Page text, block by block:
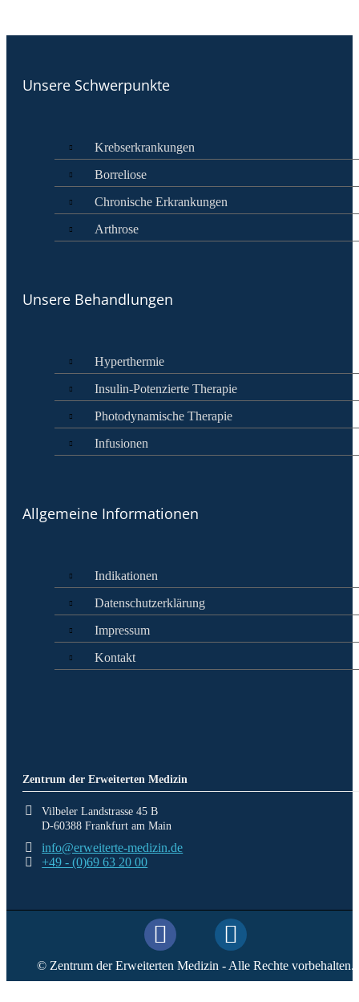
Unsere Schwerpunkte
Krebserkrankungen
Borreliose
Chronische Erkrankungen
Arthrose
Unsere Behandlungen
Hyperthermie
Insulin-Potenzierte Therapie
Photodynamische Therapie
Infusionen
Allgemeine Informationen
Indikationen
Datenschutzerklärung
Impressum
Kontakt
Zentrum der Erweiterten Medizin
Vilbeler Landstrasse 45 B
D-60388 Frankfurt am Main
info@erweiterte-medizin.de
+49 - (0)69 63 20 00
© Zentrum der Erweiterten Medizin - Alle Rechte vorbehalten.